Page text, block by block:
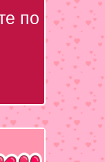
по